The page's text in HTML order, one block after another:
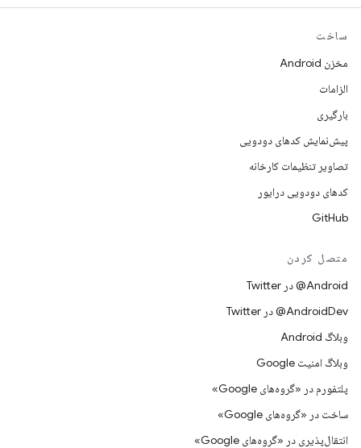
ساخت
مخزن Android
الزامات
بارگیری
پیش‌نمایش کدهای دودویی
تصاویر تنظیمات کارخانه
کدهای دودویی درایور
GitHub
متصل کردن
Android@ در Twitter
AndroidDev@ در Twitter
وبلاگ Android
وبلاگ امنیت Google
پلتفورم در «گروه‌های Google»
ساخت در «گروه‌های Google»
انتقال‌پذیری در «گروه‌های Google»